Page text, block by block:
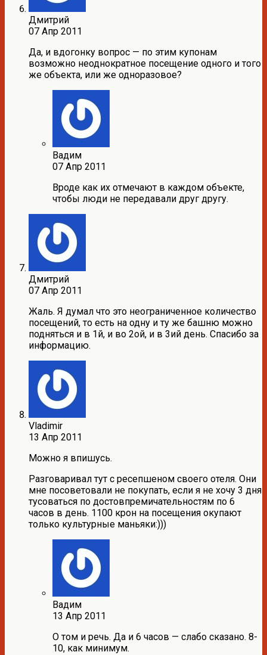
Дмитрий
07 Апр 2011
Да, и вдогонку вопрос — по этим купонам
возможно неоднократное посещение одного и того
же объекта, или же одноразовое?
Вадим
07 Апр 2011
Вроде как их отмечают в каждом объекте,
чтобы люди не передавали друг другу.
Дмитрий
07 Апр 2011
Жаль. Я думал что это неограниченное количество
посещений, то есть на одну и ту же башню можно
подняться и в 1й, и во 2ой, и в 3ий день. Спасибо за
информацию.
Vladimir
13 Апр 2011
Можно я впишусь.
Разговаривал тут с ресепшеном своего отеля. Они
мне посоветовали не покупать, если я не хочу 3 дня
тусоваться по достовпремичательностям по 6
часов в день. 1100 крон на посещения окупают
только культурные маньяки:)))
Вадим
13 Апр 2011
О том и речь. Да и 6 часов — слабо сказано. 8-
10, как минимум.